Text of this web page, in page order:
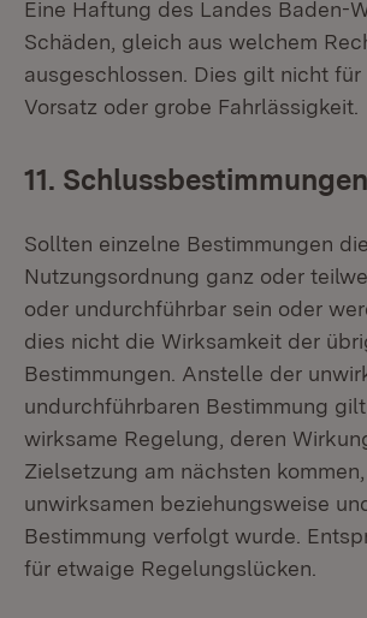
Eine Haftung des Landes Baden-
Schäden, gleich aus welchem
ausgeschlossen. Dies gilt nicht für
Vorsatz oder grobe Fahrlässigkeit.
11. Schlussbestimmungen
Sollten einzelne Bestimmungen
Nutzungsordnung ganz oder
oder undurchführbar sein oder
dies nicht die Wirksamkeit der
Bestimmungen. Anstelle der
undurchführbaren Bestimmung
wirksame Regelung, deren
Zielsetzung am nächsten
unwirksamen beziehungsweise
Bestimmung verfolgt wurde.
für etwaige Regelungslücken.